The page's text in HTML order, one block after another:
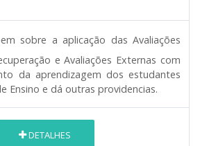
sobre a aplicação das Avaliações
e Avaliações Externas com
da aprendizagem dos estudantes
Ensino e dá outras providencias.
DETALHES